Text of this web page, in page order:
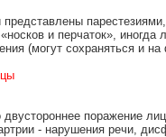
и перчаток»,
(могут сохраняться и на
поражение
- нарушения речи,